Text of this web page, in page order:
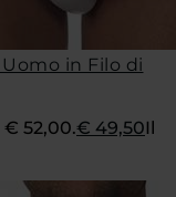
in Filo di
52,00.€ 49,50Il